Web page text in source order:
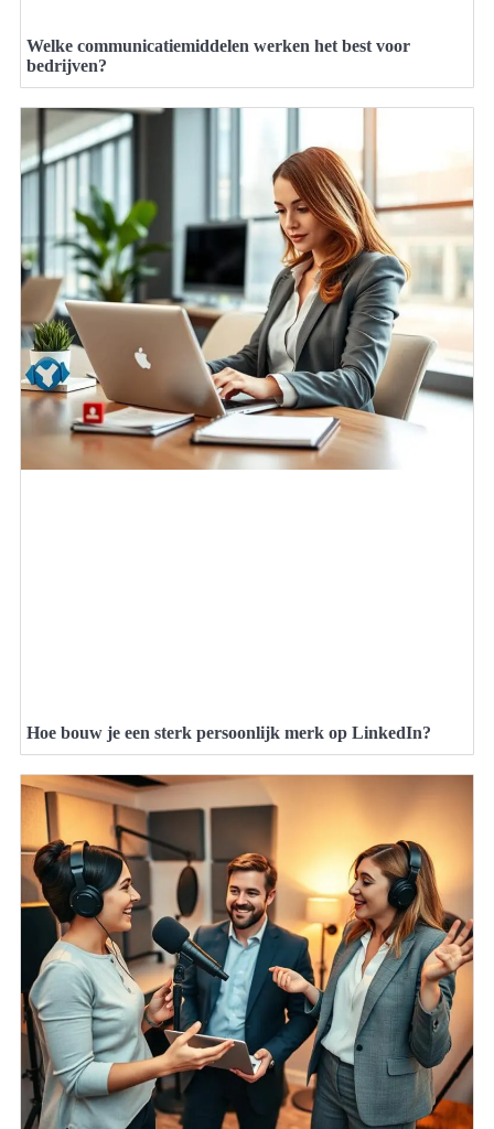
Welke communicatiemiddelen werken het best voor
bedrijven?
Hoe bouw je een sterk persoonlijk merk op LinkedIn?